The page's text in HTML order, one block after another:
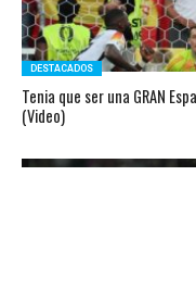
DESTACADOS
Tenia que ser una GRAN
(Video)